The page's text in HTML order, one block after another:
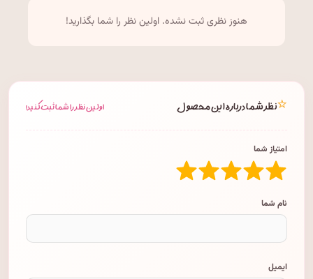
هنوز نظری ثبت نشده. اولین نظر را شما بگذارید!
⭐نظر شما درباره این محصول اولین نظر را شما ثبت کنید!
امتیاز شما
نام شما
ایمیل